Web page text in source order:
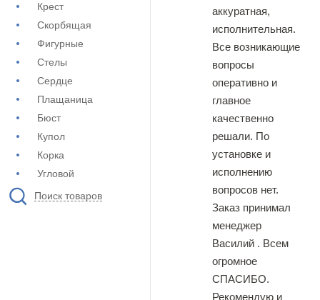
Крест
Скорбящая
Фигурные
Стелы
Сердце
Плащаница
Бюст
Купол
Корка
Угловой
Поиск товаров
аккуратная,
исполнительная.
Все возникающие
вопросы
оперативно и
главное
качественно
решали. По
установке и
исполнению
вопросов нет.
Заказ принимал
менеджер
Василий . Всем
огромное
СПАСИБО.
Рекомендую и